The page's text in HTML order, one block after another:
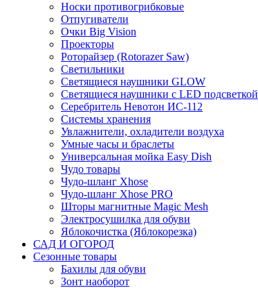
Носки противогрибковые
Отпугиватели
Очки Big Vision
Проекторы
Роторайзер (Rotorazer Saw)
Светильники
Светящиеся наушники GLOW
Светящиеся наушники с LED подсветкой
Серебритель Невотон ИС-112
Системы хранения
Увлажнители, охладители воздуха
Умные часы и браслеты
Универсальная мойка Easy Dish
Чудо товары
Чудо-шланг Xhose
Чудо-шланг Xhose PRO
Шторы магнитные Magic Mesh
Электросушилка для обуви
Яблокочистка (Яблокорезка)
САД И ОГОРОД
Сезонные товары
Бахилы для обуви
Зонт наоборот